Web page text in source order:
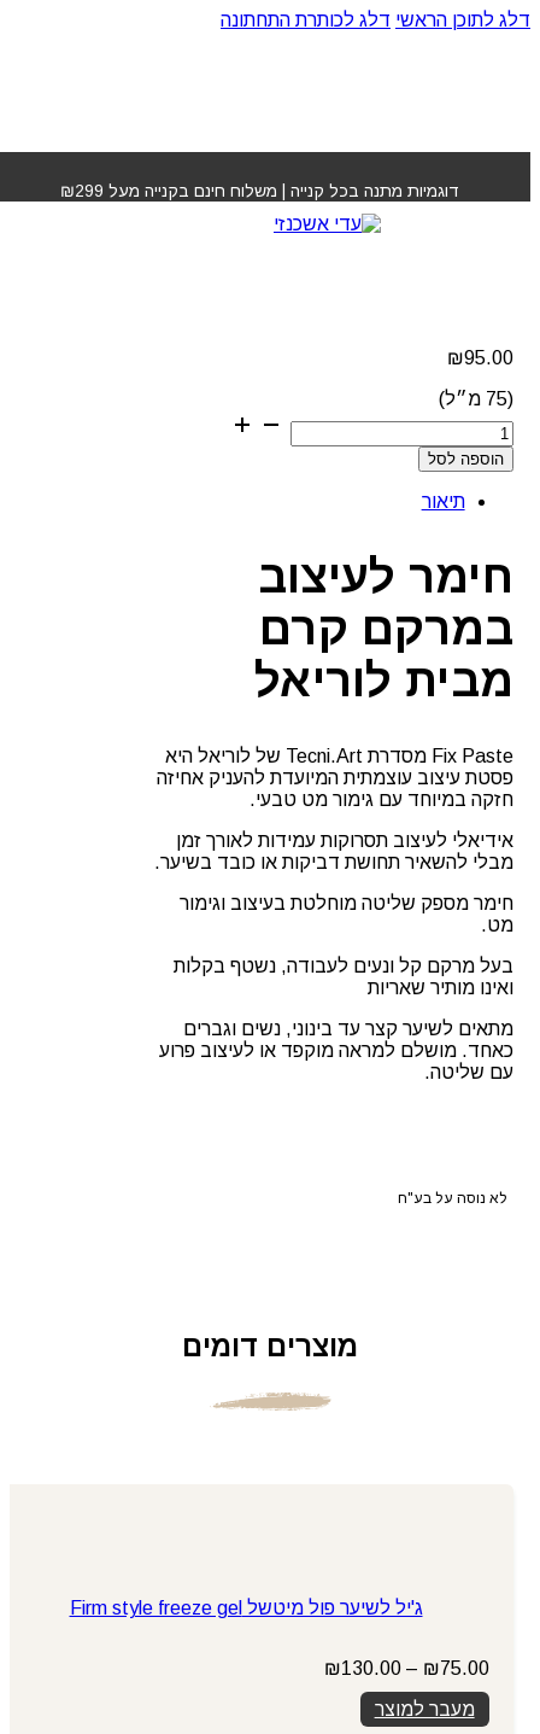
דלג לתוכן הראשי דלג לכותרת התחתונה
דוגמיות מתנה בכל קנייה | משלוח חינם בקנייה מעל ₪299
חימר מפסל לעיצוב שיער
₪95.00
(75 מ״ל)
כמות
של
חימר
לעיצוב
חוזק
7
הוספה לסל
תיאור
חימר לעיצוב
במרקם קרם
מבית לוריאל
Fix Paste מסדרת Tecni.Art של לוריאל היא
פסטת עיצוב עוצמתית המיועדת להעניק אחיזה
חזקה במיוחד עם גימור מט טבעי.
אידיאלי לעיצוב תסרוקות עמידות לאורך זמן
מבלי להשאיר תחושת דביקות או כובד בשיער.
חימר מספק שליטה מוחלטת בעיצוב וגימור
מט.
בעל מרקם קל ונעים לעבודה, נשטף בקלות
ואינו מותיר שאריות
מתאים לשיער קצר עד בינוני, נשים וגברים
כאחד. מושלם למראה מוקפד או לעיצוב פרוע
עם שליטה.
לא נוסה על בע"ח
מוצרים דומים
ג'יל לשיער פול מיטשל Firm style freeze gel
₪75.00
–
₪130.00
מעבר למוצר